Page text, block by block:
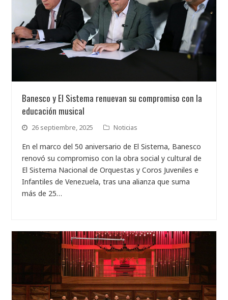
Banesco y El Sistema renuevan su compromiso con la
educación musical
26 septiembre, 2025 Noticias
En el marco del 50 aniversario de El Sistema, Banesco
renovó su compromiso con la obra social y cultural de
El Sistema Nacional de Orquestas y Coros Juveniles e
Infantiles de Venezuela, tras una alianza que suma
más de 25…